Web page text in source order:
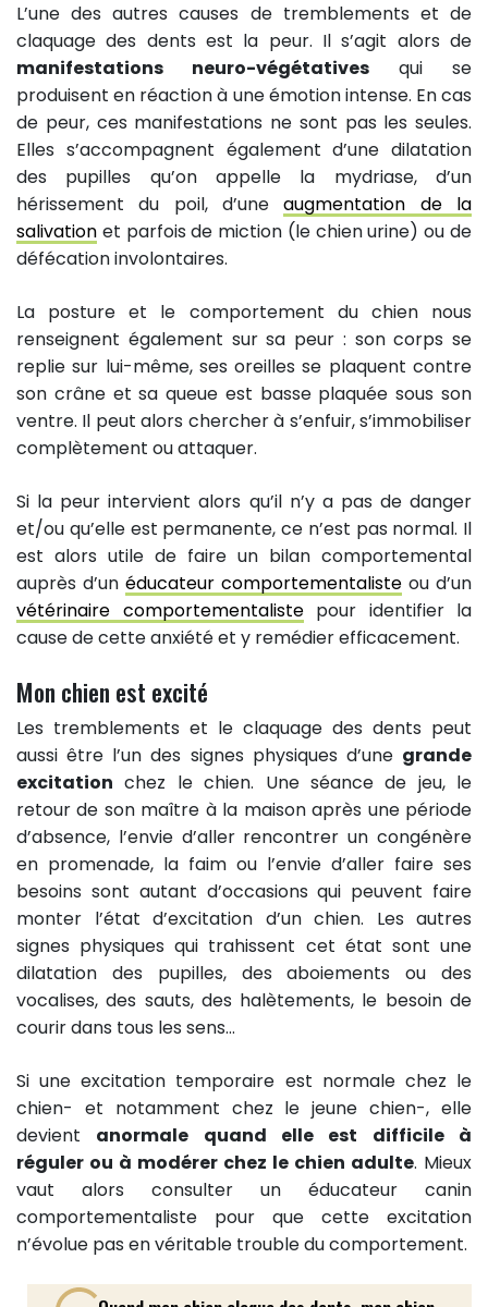
L’une des autres causes de tremblements et de
claquage des dents est la peur. Il s’agit alors de
manifestations neuro-végétatives qui se
produisent en réaction à une émotion intense. En cas
de peur, ces manifestations ne sont pas les seules.
Elles s’accompagnent également d’une dilatation
des pupilles qu’on appelle la mydriase, d’un
hérissement du poil, d’uneaugmentation de la
salivation et parfois de miction (le chien urine) ou de
défécation involontaires.
La posture et le comportement du chien nous
renseignent également sur sa peur : son corps se
replie sur lui-même, ses oreilles se plaquent contre
son crâne et sa queue est basse plaquée sous son
ventre. Il peut alors chercher à s’enfuir, s’immobiliser
complètement ou attaquer.
Si la peur intervient alors qu’il n’y a pas de danger
et/ou qu’elle est permanente, ce n’est pas normal. Il
est alors utile de faire un bilan comportemental
auprès d’un éducateur comportementaliste ou d’un
vétérinaire comportementalistepour identifier la
cause de cette anxiété et y remédier efficacement.
Mon chien est excité
Les tremblements et le claquage des dents peut
aussi être l’un des signes physiques d’une grande
excitation chez le chien. Une séance de jeu, le
retour de son maître à la maison après une période
d’absence, l’envie d’aller rencontrer un congénère
en promenade, la faim ou l’envie d’aller faire ses
besoins sont autant d’occasions qui peuvent faire
monter l’état d’excitation d’un chien. Les autres
signes physiques qui trahissent cet état sont une
dilatation des pupilles, des aboiements ou des
vocalises, des sauts, des halètements, le besoin de
courir dans tous les sens…
Si une excitation temporaire est normale chez le
chien- et notamment chez le jeune chien-, elle
devient anormale quand elle est difficile à
réguler ou à modérer chez le chien adulte. Mieux
vaut alors consulter un éducateur canin
comportementaliste pour que cette excitation
n’évolue pas en véritable trouble du comportement.